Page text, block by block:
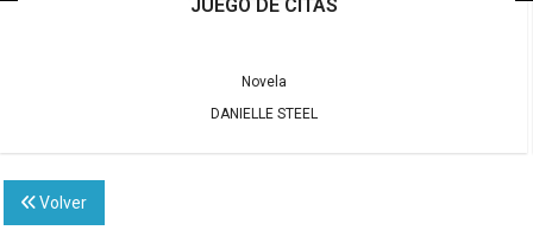
JUEGO DE CITAS
Novela
DANIELLE STEEL
Volver